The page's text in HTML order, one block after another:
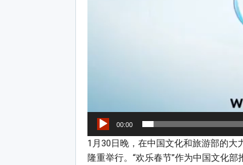
00:00
1月30日晚，在中国文化和旅游部的
隆重举行。“欢乐春节”作为中国文化